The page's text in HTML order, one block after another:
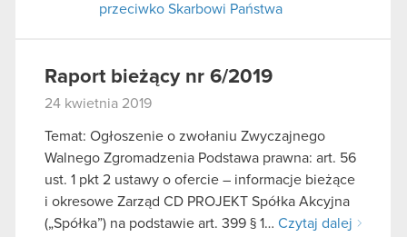
przeciwko Skarbowi Państwa
Raport bieżący nr 6/2019
24 kwietnia 2019
Temat: Ogłoszenie o zwołaniu Zwyczajnego
Walnego Zgromadzenia Podstawa prawna: art. 56
ust. 1 pkt 2 ustawy o ofercie – informacje bieżące
i okresowe Zarząd CD PROJEKT Spółka Akcyjna
(„Spółka”) na podstawie art. 399 § 1… Czytaj dalej